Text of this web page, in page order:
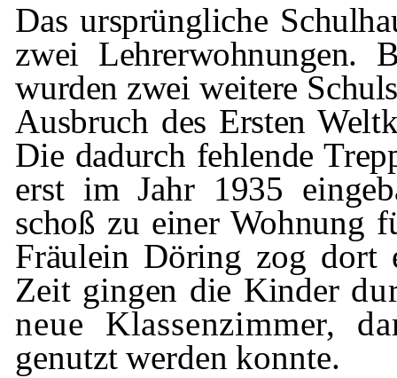
Das ursprüngliche
zwei Lehrer­wohnungen.
wurden zwei weitere Schul­
Ausbruch des Ersten
Die dadurch fehlende
erst im Jahr 1935
schoß zu einer Wohnung
Fräulein Dö­ring zog dort
Zeit gingen die Kinder
neue Klassenzimmer,
genutzt werden konnte.